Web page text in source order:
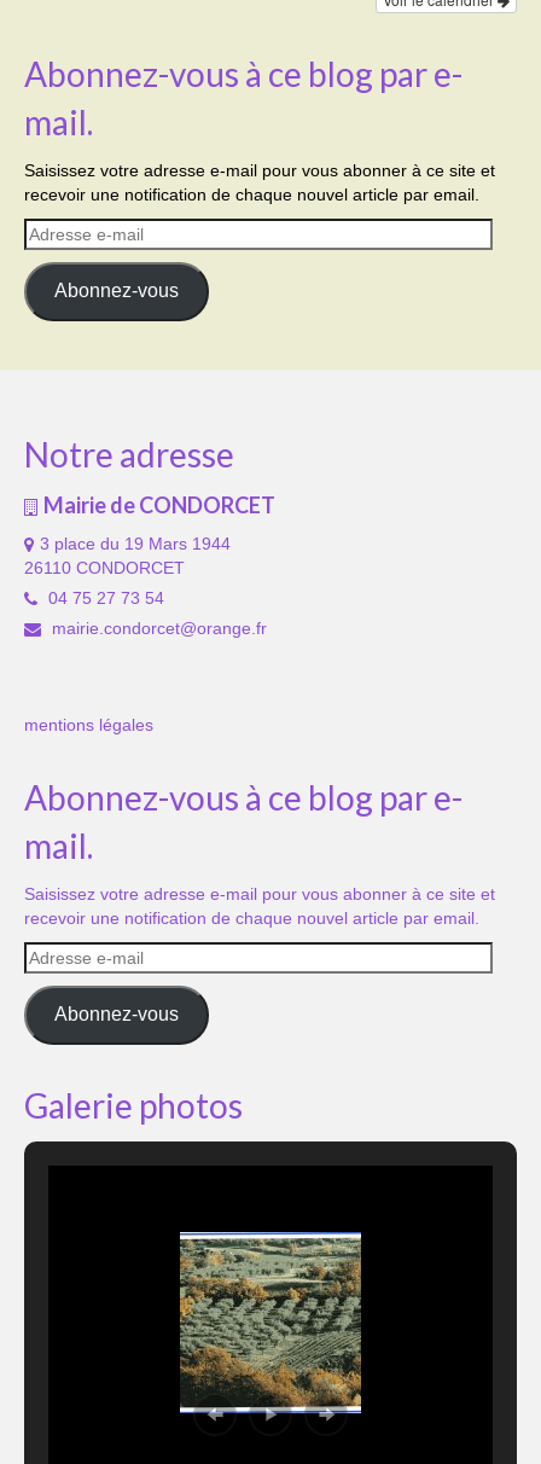
Abonnez-vous à ce blog par e-
mail.
Saisissez votre adresse e-mail pour vous abonner à ce site et
recevoir une notification de chaque nouvel article par email.
Adresse
e-
mail
Abonnez-vous
Notre adresse
Mairie de CONDORCET
3 place du 19 Mars 1944
26110 CONDORCET
04 75 27 73 54
mairie.condorcet@orange.fr
mentions légales
Abonnez-vous à ce blog par e-
mail.
Saisissez votre adresse e-mail pour vous abonner à ce site et
recevoir une notification de chaque nouvel article par email.
Adresse
e-
mail
Abonnez-vous
Galerie photos